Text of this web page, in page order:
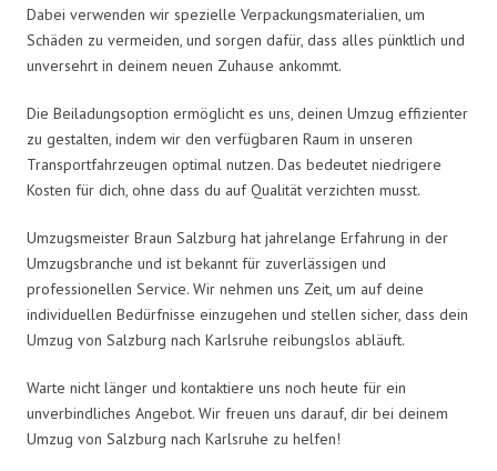
Dabei verwenden wir spezielle Verpackungsmaterialien, um
Schäden zu vermeiden, und sorgen dafür, dass alles pünktlich und
unversehrt in deinem neuen Zuhause ankommt.
Die Beiladungsoption ermöglicht es uns, deinen Umzug effizienter
zu gestalten, indem wir den verfügbaren Raum in unseren
Transportfahrzeugen optimal nutzen. Das bedeutet niedrigere
Kosten für dich, ohne dass du auf Qualität verzichten musst.
Umzugsmeister Braun Salzburg hat jahrelange Erfahrung in der
Umzugsbranche und ist bekannt für zuverlässigen und
professionellen Service. Wir nehmen uns Zeit, um auf deine
individuellen Bedürfnisse einzugehen und stellen sicher, dass dein
Umzug von Salzburg nach Karlsruhe reibungslos abläuft.
Warte nicht länger und kontaktiere uns noch heute für ein
unverbindliches Angebot. Wir freuen uns darauf, dir bei deinem
Umzug von Salzburg nach Karlsruhe zu helfen!